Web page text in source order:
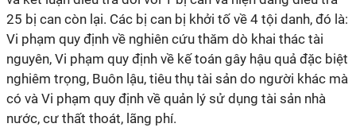
25 bị can còn lại. Các bị can bị khởi tố về 4 tội danh, đó là:
Vi phạm quy định về nghiên cứu thăm dò khai thác tài
nguyên, Vi phạm quy định về kế toán gây hậu quả đặc biệt
nghiêm trọng, Buôn lậu, tiêu thụ tài sản do người khác mà
có và Vi phạm quy định về quản lý sử dụng tài sản nhà
nước, cư thất thoát, lãng phí.